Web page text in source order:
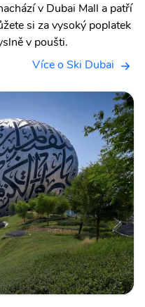
v Dubai Mall a patří
si za vysoký poplatek
v poušti.
Více o Ski Dubai